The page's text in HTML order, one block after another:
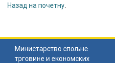
Назад на почетну
Министарство спољне
трговине и економских